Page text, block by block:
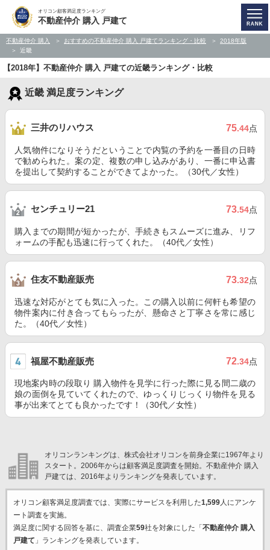
オリコン顧客満足度ランキング
不動産仲介 購入 戸建て
不動産仲介 購入 おすすめの不動産仲介 購入 戸建てランキング・比較
2018年版
近畿
【2018年】不動産仲介 購入 戸建ての近畿ランキング・比較
近畿 満足度ランキング
三井のリハウス 75.44点
人気物件になりそうだということで内覧の予約を一番目の日時
で勧められた。案の定、複数の申し込みがあり、一番に申込書
を提出して契約することができてよかった。（30代／女性）
センチュリー21 73.54点
購入までの期間が短かったが、手続きもスムーズに進み、リフ
ォームの手配も迅速に行ってくれた。（40代／女性）
住友不動産販売 73.32点
迅速な対応がとても気に入った。この購入以前に何軒も希望の
物件案内に付き合ってもらったが、懸命さと丁寧さを常に感じ
た。（40代／女性）
福屋不動産販売 72.34点
現地案内時の段取り 購入物件を見学に行った際に見る間二歳の
娘の面倒を見ていてくれたので、ゆっくりじっくり物件を見る
事が出来てとても良かったです！（30代／女性）
オリコンランキングは、株式会社オリコンを前身企業に1967年より
スタート。2006年からは顧客満足度調査を開始。不動産仲介 購入
戸建ては、2016年よりランキングを発表しています。
オリコン顧客満足度調査では、実際にサービスを利用した1,599人にアンケ
ート調査を実施。
満足度に関する回答を基に、調査企業59社を対象にした「 不動産仲介 購入
戸建て 」ランキングを発表しています。